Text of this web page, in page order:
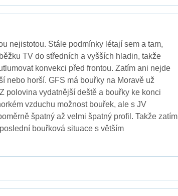
nejistotou. Stále podmínky létají sem a tam,
TV do středních a vyšších hladin, takže
konvekci před frontou. Zatím ani nejde
nebo horší. GFS má bouřky na Moravě už
polovina vydatnější deště a bouřky ke konci
vzduchu možnost bouřek, ale s JV
špatný až velmi špatný profil. Takže zatím
bouřková situace s větším